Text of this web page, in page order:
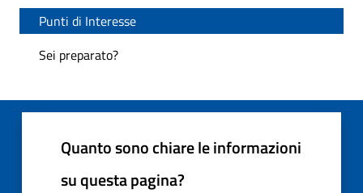
Punti di Interesse
Sei preparato?
Quanto sono chiare le informazioni
su questa pagina?